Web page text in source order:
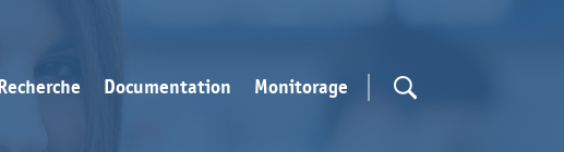
Recherche Documentation Monitorage